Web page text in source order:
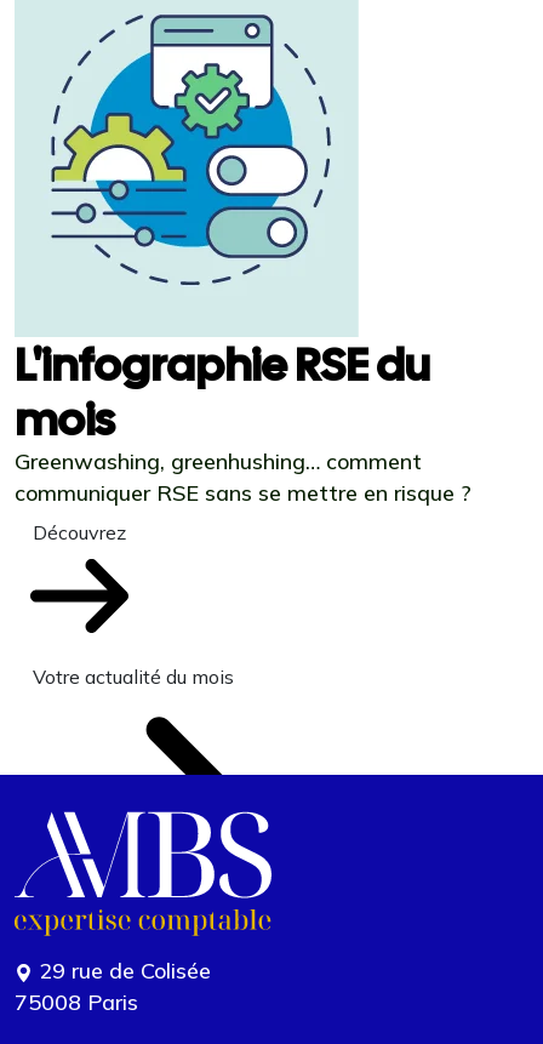
L'infographie RSE du
mois
Greenwashing, greenhushing… comment
communiquer RSE sans se mettre en risque ?
Découvrez
Votre actualité du mois
29 rue de Colisée
75008 Paris